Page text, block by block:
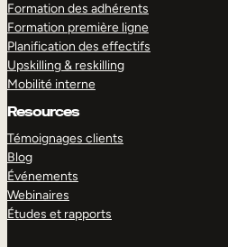
Formation des adhérents
Formation première ligne
Planification des effectifs
Upskilling & reskilling
Mobilité interne
Resources
Témoignages clients
Blog
Événements
Webinaires
Études et rapports